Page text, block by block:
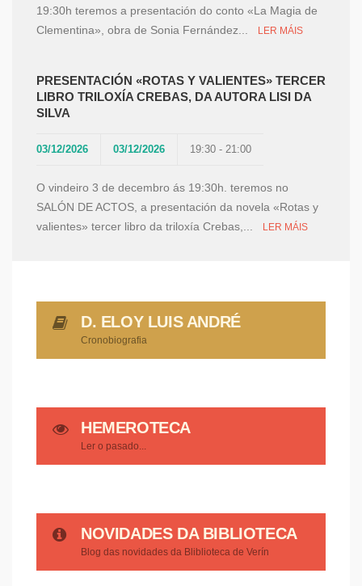
19:30h teremos a presentación do conto «La Magia de
Clementina», obra de Sonia Fernández...
LER MÁIS
PRESENTACIÓN «ROTAS Y VALIENTES» TERCER
LIBRO TRILOXÍA CREBAS, DA AUTORA LISI DA
SILVA
03/12/2026 03/12/2026 19:30 - 21:00
O vindeiro 3 de decembro ás 19:30h. teremos no
SALÓN DE ACTOS, a presentación da novela «Rotas y
valientes» tercer libro da triloxía Crebas,...
LER MÁIS
D. ELOY LUIS ANDRÉ
Cronobiografia
HEMEROTECA
Ler o pasado...
NOVIDADES DA BIBLIOTECA
Blog das novidades da Bliblioteca de Verín